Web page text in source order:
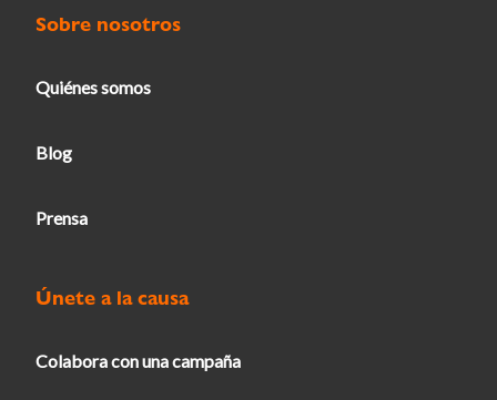
Sobre nosotros
Quiénes somos
Blog
Prensa
Únete a la causa
Colabora con una campaña